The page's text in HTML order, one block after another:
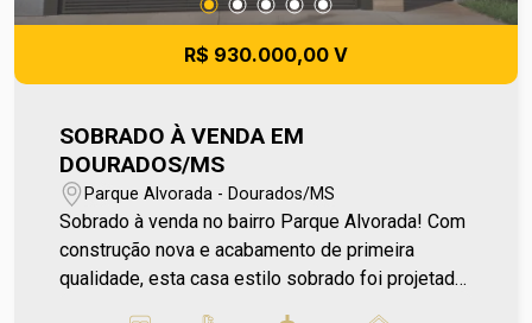
R$ 930.000,00 V
SOBRADO À VENDA EM
DOURADOS/MS
Parque Alvorada - Dourados/MS
Sobrado à venda no bairro Parque Alvorada! Com
construção nova e acabamento de primeira
qualidade, esta casa estilo sobrado foi projetada